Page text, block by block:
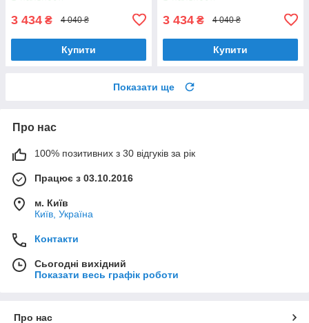
3 434 ₴ 4 040 ₴
Купити
3 434 ₴ 4 040 ₴
Купити
Показати ще
Про нас
100% позитивних з 30 відгуків за рік
Працює з 03.10.2016
м. Київ
Київ, Україна
Контакти
Сьогодні вихідний
Показати весь графік роботи
Про нас